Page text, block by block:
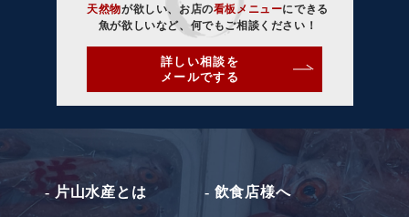
天然物が欲しい、お店の看板メニューにできる
魚が欲しいなど、何でもご相談ください！
詳しい相談を
メールでする
- 片山水産とは - 飲食店様へ